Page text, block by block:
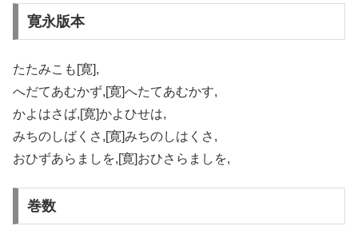
寛永版本
たたみこも[寛],
へだてあむかず,[寛]へたてあむかす,
かよはさば,[寛]かよひせは,
みちのしばくさ,[寛]みちのしはくさ,
おひずあらましを,[寛]おひさらましを,
巻数